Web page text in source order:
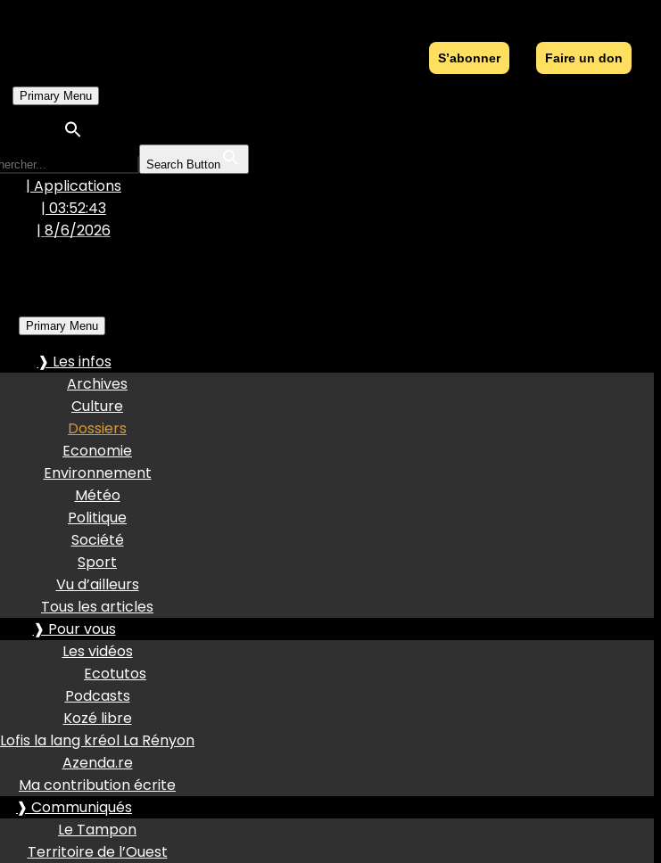
Primary Menu
Search Button
| Applications
| 03:52:45
| 8/6/2026
Primary Menu
❱ Les infos
Archives
Culture
Dossiers
Economie
Environnement
Météo
Politique
Société
Sport
Vu d’ailleurs
Tous les articles
❱ Pour vous
Les vidéos
Ecotutos
Podcasts
Kozé libre
Lofis la lang kréol La Rényon
Azenda.re
Ma contribution écrite
❱ Communiqués
Le Tampon
Territoire de l’Ouest
S’abonner Faire un don